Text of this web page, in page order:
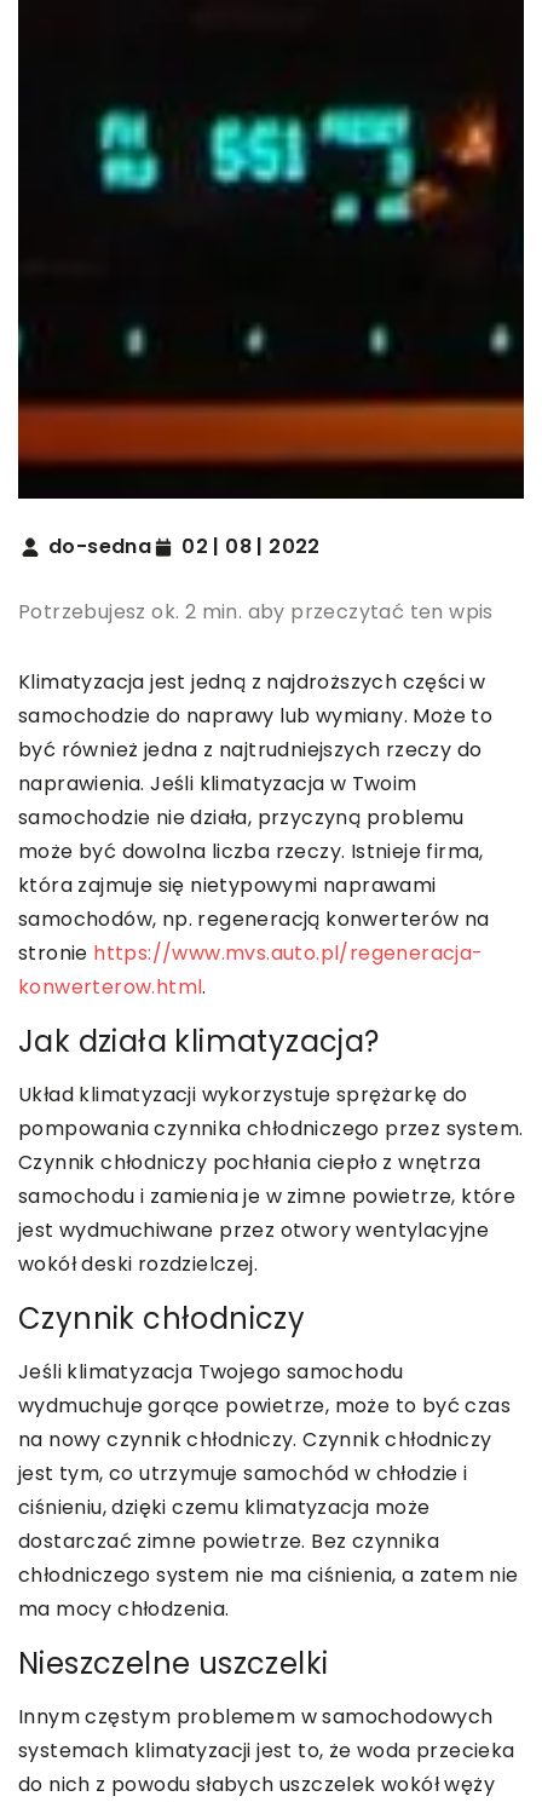
do-sedna 02 | 08 | 2022
Potrzebujesz ok. 2 min. aby przeczytać ten wpis
Klimatyzacja jest jedną z najdroższych części w
samochodzie do naprawy lub wymiany. Może to
być również jedna z najtrudniejszych rzeczy do
naprawienia. Jeśli klimatyzacja w Twoim
samochodzie nie działa, przyczyną problemu
może być dowolna liczba rzeczy. Istnieje firma,
która zajmuje się nietypowymi naprawami
samochodów, np. regeneracją konwerterów na
stronie https://www.mvs.auto.pl/regeneracja-
konwerterow.html.
Jak działa klimatyzacja?
Układ klimatyzacji wykorzystuje sprężarkę do
pompowania czynnika chłodniczego przez system.
Czynnik chłodniczy pochłania ciepło z wnętrza
samochodu i zamienia je w zimne powietrze, które
jest wydmuchiwane przez otwory wentylacyjne
wokół deski rozdzielczej.
Czynnik chłodniczy
Jeśli klimatyzacja Twojego samochodu
wydmuchuje gorące powietrze, może to być czas
na nowy czynnik chłodniczy. Czynnik chłodniczy
jest tym, co utrzymuje samochód w chłodzie i
ciśnieniu, dzięki czemu klimatyzacja może
dostarczać zimne powietrze. Bez czynnika
chłodniczego system nie ma ciśnienia, a zatem nie
ma mocy chłodzenia.
Nieszczelne uszczelki
Innym częstym problemem w samochodowych
systemach klimatyzacji jest to, że woda przecieka
do nich z powodu słabych uszczelek wokół węży